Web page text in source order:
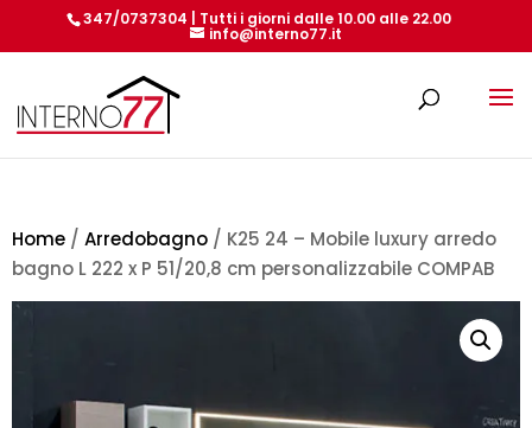
347/0737304 | Tutti i giorni dalle 10.00 alle 22.00
info@interno77.it
Home / Arredobagno / K25 24 – Mobile luxury arredo
bagno L 222 x P 51/20,8 cm personalizzabile COMPAB